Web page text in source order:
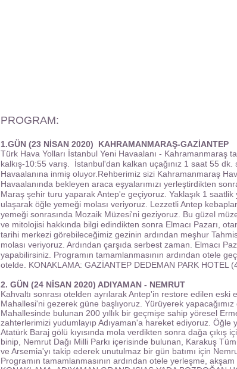
PROGRAM:
1.GÜN (23 NİSAN 2020) KAHRAMANMARAŞ-GAZİANTEP
Türk Hava Yolları İstanbul Yeni Havaalanı - Kahramanmaraş
kalkış-10:55 varış. İstanbul'dan kalkan uçağınız 1 saat 55
Havaalanına inmiş oluyor.Rehberimiz sizi Kahramanmaraş
Havaalanında bekleyen araca eşyalarımızı yerleştirdikten
Maraş şehir turu yaparak Antep'e geçiyoruz. Yaklaşık 1 saatlik
ulaşarak öğle yemeği molası veriyoruz. Lezzetli Antep
yemeği sonrasında Mozaik Müzesi'ni geziyoruz. Bu güzel
ve mitolojisi hakkında bilgi edindikten sonra Elmacı Pazarı,
tarihi merkezi görebileceğimiz gezinin ardından meşhur
molası veriyoruz. Ardından çarşıda serbest zaman. Elmacı
yapabilirsiniz. Programın tamamlanmasının ardından otele
otelde. KONAKLAMA: GAZİANTEP DEDEMAN PARK HOTEL
2. GÜN (24 NİSAN 2020) ADIYAMAN - NEMRUT
Kahvaltı sonrası otelden ayrılarak Antep'in restore edilen eski
Mahallesi'ni gezerek güne başlıyoruz. Yürüyerek
Mahallesinde bulunan 200 yıllık bir geçmişe sahip yöresel
zahterlerimizi yudumlayıp Adıyaman'a hareket ediyoruz. Öğle
Atatürk Baraj gölü kıyısında mola verdikten sonra dağa çıkış
binip, Nemrut Dağı Milli Parkı içerisinde bulunan, Karakuş
ve Arsemia'yı takip ederek unutulmaz bir gün batımı için
Programın tamamlanmasının ardından otele yerleşme, akşam